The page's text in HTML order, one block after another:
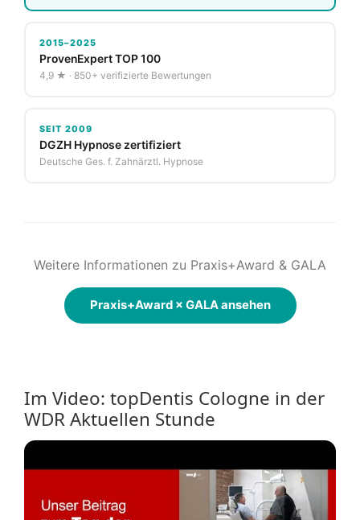
2015–2025
ProvenExpert TOP 100
4,9 ★ · 850+ verifizierte Bewertungen
SEIT 2009
DGZH Hypnose zertifiziert
Deutsche Ges. f. Zahnärztl. Hypnose
Weitere Informationen zu Praxis+Award & GALA
Praxis+Award × GALA ansehen
Im Video: topDentis Cologne in der
WDR Aktuellen Stunde